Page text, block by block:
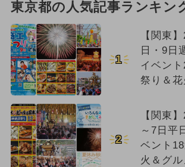
東京都の人気記事ランキン
1
【関東
日・9日
イベン
祭り＆花
2
【関東
～7日平
ベント
火＆グ